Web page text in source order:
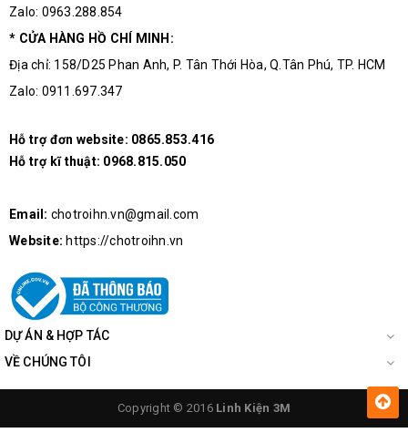
Zalo: 0963.288.854
* CỬA HÀNG HỒ CHÍ MINH:
Địa chỉ: 158/D25 Phan Anh, P. Tân Thới Hòa, Q.Tân Phú, TP. HCM
Zalo: 0911.697.347
Hỗ trợ đơn website: 0865.853.416
Hỗ trợ kĩ thuật: 0968.815.050
Email: chotroihn.vn@gmail.com
Website: https://chotroihn.vn
DỰ ÁN & HỢP TÁC
VỀ CHÚNG TÔI
Copyright © 2016 Linh Kiện 3M